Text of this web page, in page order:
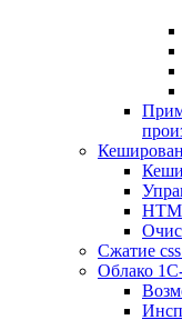
Сжатие
Облако